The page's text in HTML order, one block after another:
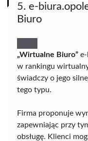
5. e-
Biuro
„Wirtualne Biuro”
w rankingu
świadczy o jego
tego typu.
Firma proponuje
zapewniając przy
obsługę. Klienci